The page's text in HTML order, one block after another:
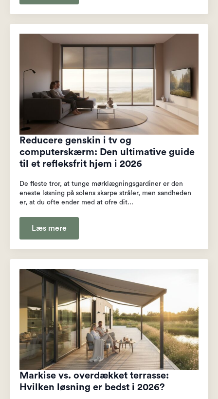
Reducere genskin i tv og
computerskærm: Den ultimative guide
til et refleksfrit hjem i 2026
De fleste tror, at tunge mørklægningsgardiner er den
eneste løsning på solens skarpe stråler, men sandheden
er, at du ofte ender med at ofre dit...
Læs mere
Markise vs. overdækket terrasse:
Hvilken løsning er bedst i 2026?